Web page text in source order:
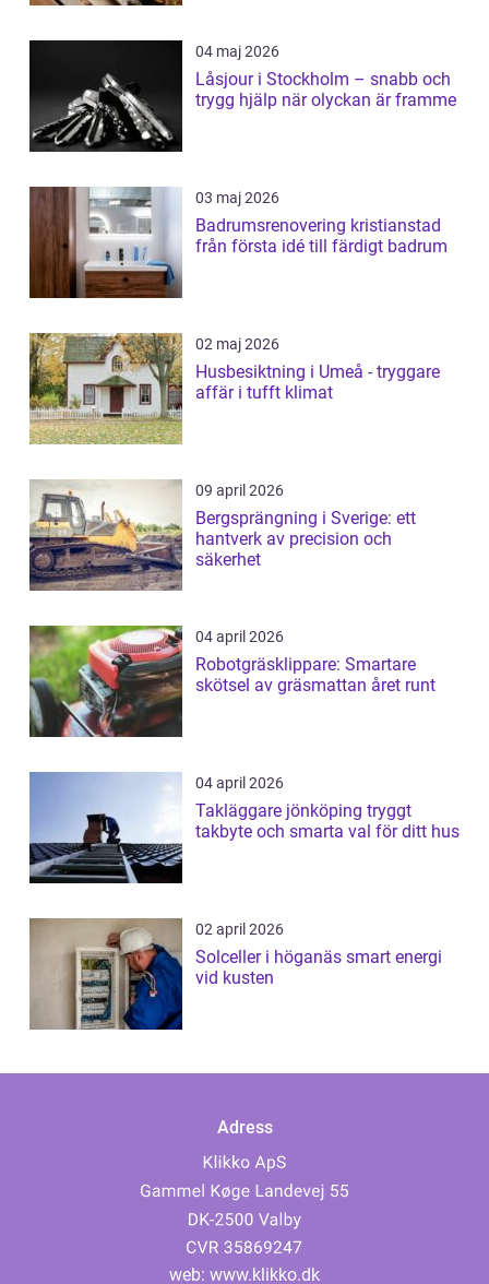
04 maj 2026
Låsjour i Stockholm – snabb och
trygg hjälp när olyckan är framme
03 maj 2026
Badrumsrenovering kristianstad
från första idé till färdigt badrum
02 maj 2026
Husbesiktning i Umeå - tryggare
affär i tufft klimat
09 april 2026
Bergsprängning i Sverige: ett
hantverk av precision och
säkerhet
04 april 2026
Robotgräsklippare: Smartare
skötsel av gräsmattan året runt
04 april 2026
Takläggare jönköping tryggt
takbyte och smarta val för ditt hus
02 april 2026
Solceller i höganäs smart energi
vid kusten
Adress
web: www.klikko.dk